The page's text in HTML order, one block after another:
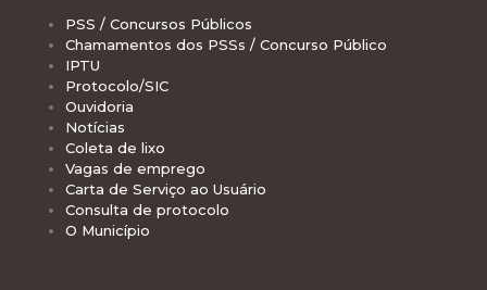
PSS / Concursos Públicos
Chamamentos dos PSSs / Concurso Público
IPTU
Protocolo/SIC
Ouvidoria
Notícias
Coleta de lixo
Vagas de emprego
Carta de Serviço ao Usuário
Consulta de protocolo
O Município